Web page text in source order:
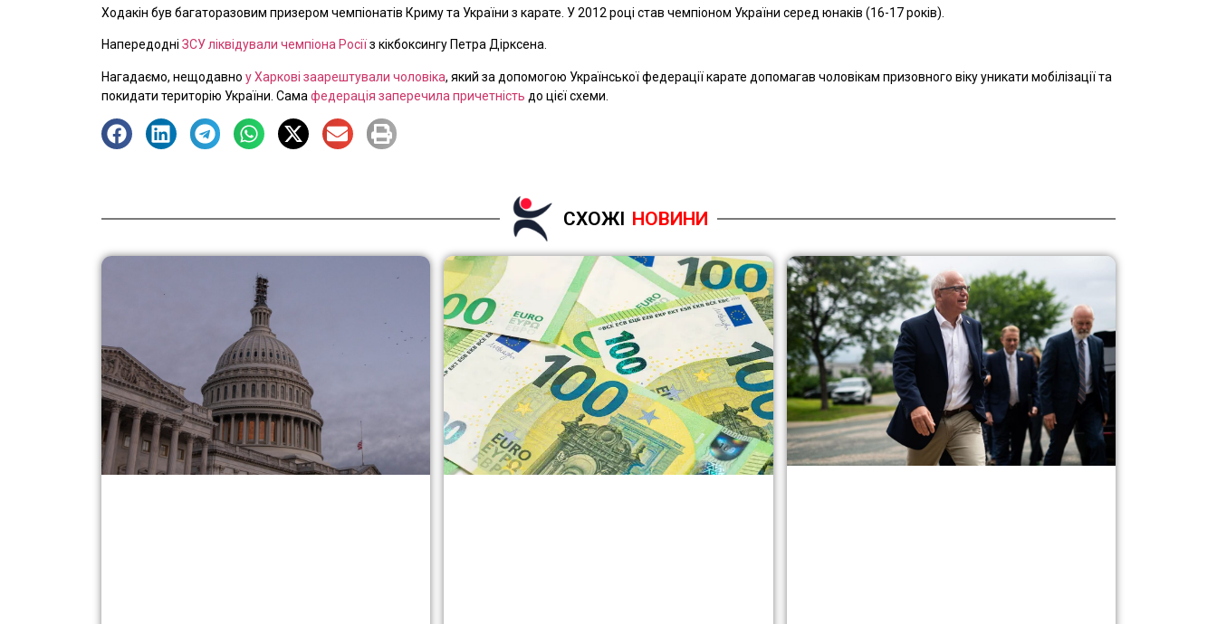
Ходакін був багаторазовим призером чемпіонатів Криму та України з карате. У 2012 році став чемпіоном України серед юнаків (16-17 років).
Напередодні ЗСУліквідували чемпіона Росіїз кікбоксингу Петра Дірксена.
Нагадаємо, нещодавно у Харкові заарештували чоловіка, який за допомогою Української федерації карате допомагав чоловікам призовного віку уникати мобілізації та
покидати територію України. Сама федерація заперечила причетність до цієї схеми.
СХОЖІ НОВИНИ